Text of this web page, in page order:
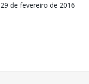
29 de fevereiro de 2016